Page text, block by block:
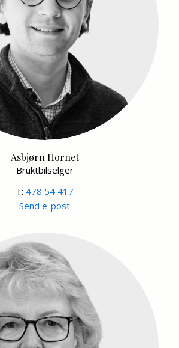
Asbjørn Hornet
Bruktbilselger
T: 478 54 417
Send e-post